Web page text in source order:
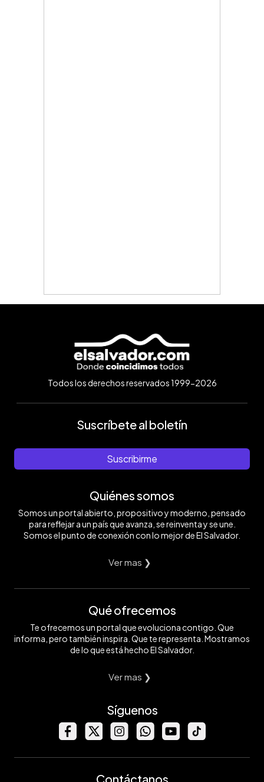
Todos los derechos reservados 1999-2026
Suscríbete al boletín
Suscribirme
Quiénes somos
Somos un portal abierto, propositivo y moderno, pensado
para reflejar a un país que avanza, se reinventa y se une.
Somos el punto de conexión con lo mejor de El Salvador.
Ver mas ❯
Qué ofrecemos
Te ofrecemos un portal que evoluciona contigo. Que
informa, pero también inspira. Que te representa. Mostramos
de lo que está hecho El Salvador.
Ver mas ❯
Síguenos
Contáctanos